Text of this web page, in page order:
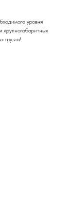
уровня
крупногабаритных
грузов!